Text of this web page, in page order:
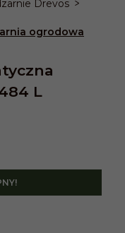
Drevos
ogrodowa
L